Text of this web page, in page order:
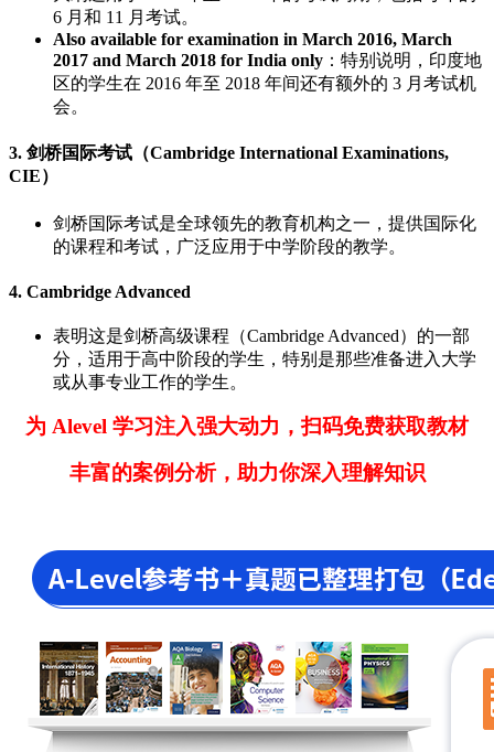
6 月和 11 月考试。
Also available for examination in March 2016, March
2017 and March 2018 for India only ：特别说明，印度地
区的学生在 2016 年至 2018 年间还有额外的 3 月考试机
会。
3. 剑桥国际考试（Cambridge International Examinations,
CIE）
剑桥国际考试是全球领先的教育机构之一，提供国际化
的课程和考试，广泛应用于中学阶段的教学。
4. Cambridge Advanced
表明这是剑桥高级课程（Cambridge Advanced）的一部
分，适用于高中阶段的学生，特别是那些准备进入大学
或从事专业工作的学生。
为 Alevel 学习注入强大动力，扫码免费获取教材
丰富的案例分析，助力你深入理解知识